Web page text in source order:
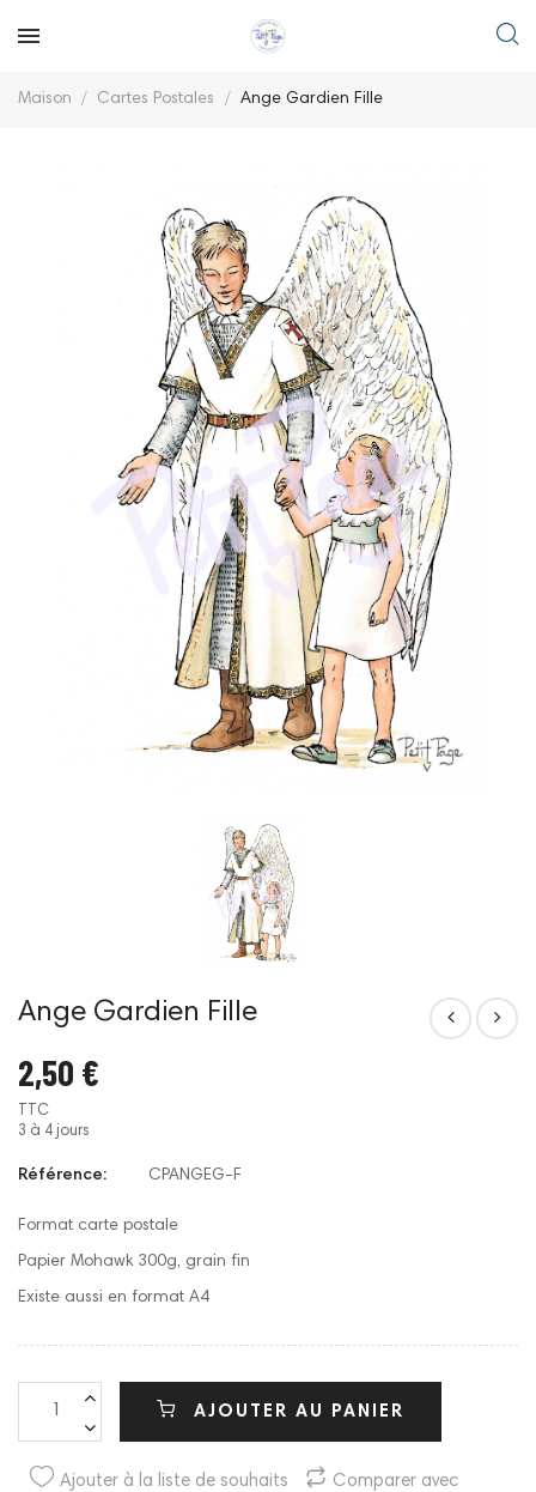
Maison Cartes Postales Ange Gardien Fille
Ange Gardien Fille
2,50 €
TTC
3 à 4 jours
Référence: CPANGEG-F
Format carte postale
Papier Mohawk 300g, grain fin
Existe aussi en format A4
AJOUTER AU PANIER
Ajouter à la liste de souhaits
Comparer avec